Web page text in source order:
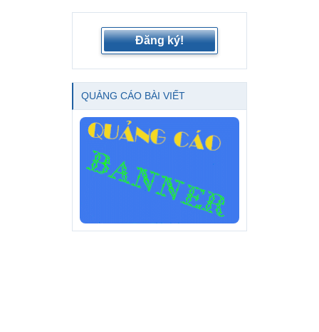
Đăng ký!
QUẢNG CÁO BÀI VIẾT